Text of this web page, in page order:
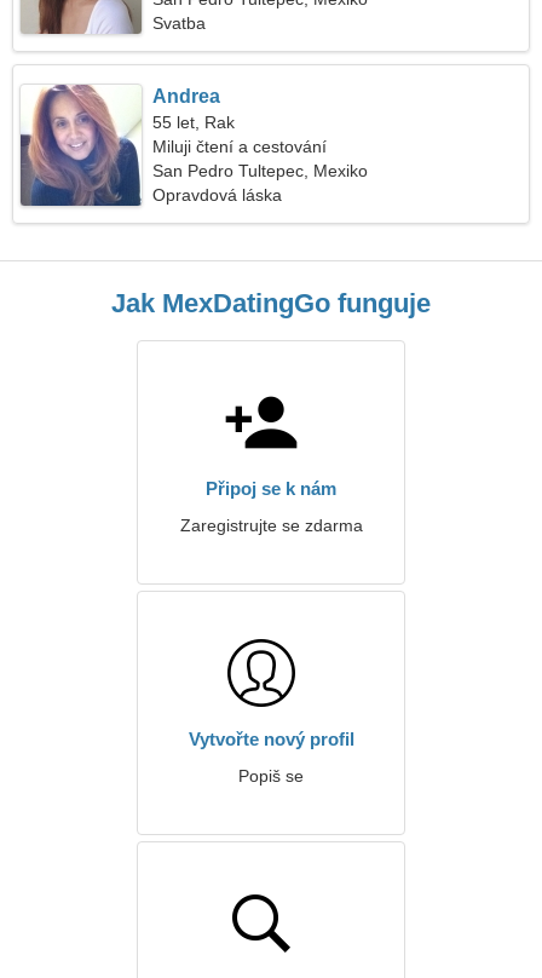
Svatba
Andrea
55 let, Rak
Miluji čtení a cestování
San Pedro Tultepec, Mexiko
Opravdová láska
Jak MexDatingGo funguje
Připoj se k nám
Zaregistrujte se zdarma
Vytvořte nový profil
Popiš se